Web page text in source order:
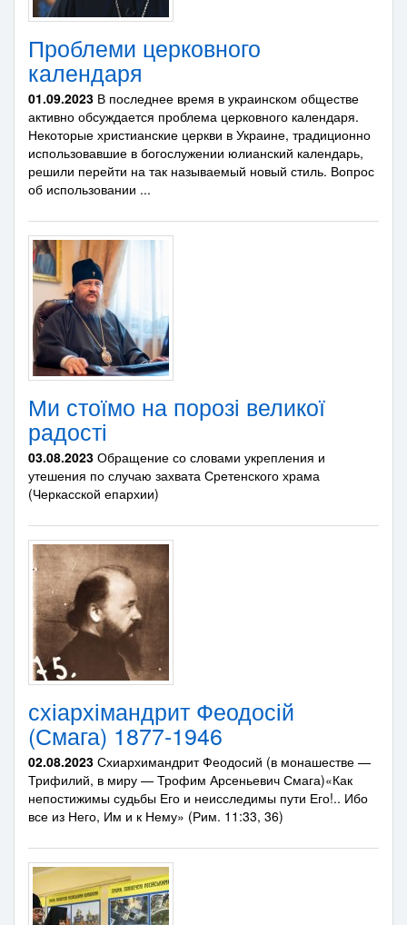
Проблеми церковного
календаря
01.09.2023 В последнее время в украинском обществе
активно обсуждается проблема церковного календаря.
Некоторые христианские церкви в Украине, традиционно
использовавшие в богослужении юлианский календарь,
решили перейти на так называемый новый стиль. Вопрос
об использовании ...
Ми стоїмо на порозі великої
радості
03.08.2023 Обращение со словами укрепления и
утешения по случаю захвата Сретенского храма
(Черкасской епархии)
схіархімандрит Феодосій
(Смага) 1877-1946
02.08.2023 Схиархимандрит Феодосий (в монашестве —
Трифилий, в миру — Трофим Арсеньевич Смага)«Как
непостижимы судьбы Его и неисследимы пути Его!.. Ибо
все из Него, Им и к Нему» (Рим. 11:33, 36)